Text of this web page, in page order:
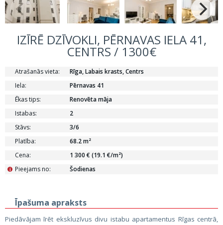
IZĪRĒ DZĪVOKLI, PĒRNAVAS IELA 41,
CENTRS / 1300€
Atrašanās vieta:
Rīga, Labais krasts, Centrs
Iela:
Pērnavas 41
Ēkas tips:
Renovēta māja
Istabas:
2
Stāvs:
3/6
Platība:
68.2 m²
Cena:
1 300 € (19.1 €/m²)
Pieejams no:
i Šodienas
Īpašuma apraksts
Piedāvājam īrēt ekskluzīvus divu istabu apartamentus Rīgas centrā,